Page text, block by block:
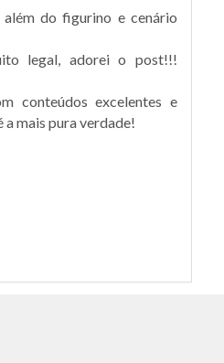
do figurino e cenário
legal, adorei o post!!!
conteúdos excelentes e
a mais pura verdade!